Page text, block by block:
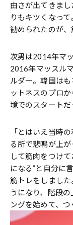
由さが出てきま
りもキツくなっ
勧められたのが、
次男は2014年マ
2016年マッスル
ルダー。韓国は
ットネスのプロ
境でのスタートだ
「とはいえ当時
る所で悲鳴が上
して筋肉をつけ
になる”と自分に
筋トレをしまし
うになり、階段
ングを始めて、つ